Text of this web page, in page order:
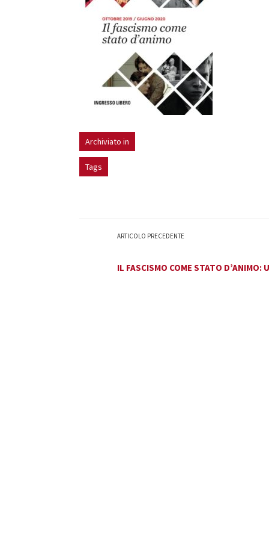
Archiviato in
Tags
ARTICOLO PRECEDENTE
IL FASCISMO COME STATO D’ANIMO: